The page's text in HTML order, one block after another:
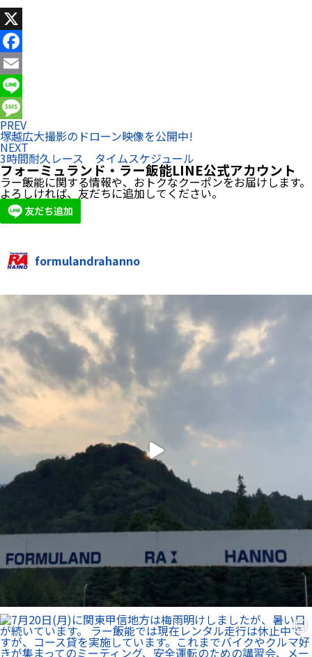
X
Facebook
Email
Line
Message
PREV
塚越広大撮影のドローン映像を公開中!
NEXT
3時間耐久レース タイムスケジュール
フォーミュランド・ラー飯能LINE公式アカウント
ラー飯能に関する情報や、おトクなクーポンをお届けします。
よろしければ、友だちに追加してください。
formulandrahanno